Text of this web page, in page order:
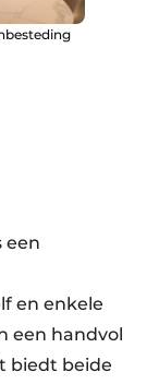
een
en enkele
een handvol
biedt beide